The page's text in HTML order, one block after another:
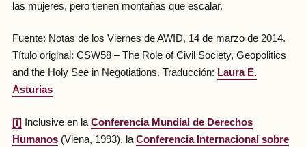
las mujeres, pero tienen montañas que escalar.
Fuente: Notas de los Viernes de AWID, 14 de marzo de 2014.
Título original: CSW58 – The Role of Civil Society, Geopolitics
and the Holy See in Negotiations. Traducción: Laura E.
Asturias
[i]Inclusive en la Conferencia Mundial de Derechos
Humanos(Viena, 1993), la Conferencia Internacional sobre